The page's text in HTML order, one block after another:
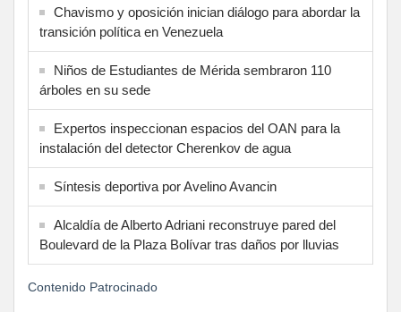
Chavismo y oposición inician diálogo para abordar la
transición política en Venezuela
Niños de Estudiantes de Mérida sembraron 110
árboles en su sede
Expertos inspeccionan espacios del OAN para la
instalación del detector Cherenkov de agua
Síntesis deportiva por Avelino Avancin
Alcaldía de Alberto Adriani reconstruye pared del
Boulevard de la Plaza Bolívar tras daños por lluvias
Contenido Patrocinado